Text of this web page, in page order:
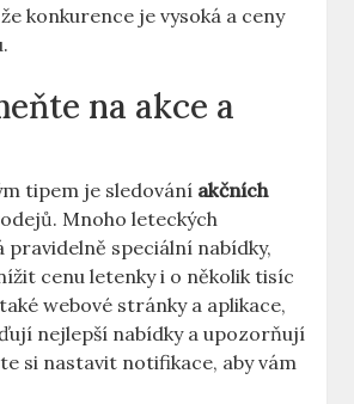
konkurence je vysoká a ceny
na akce a
tipem je sledování akčních
Mnoho leteckých
pravidelně speciální nabídky,
cenu letenky i o několik tisíc
webové stránky a aplikace,
nejlepší nabídky a upozorňují
si nastavit notifikace, aby vám